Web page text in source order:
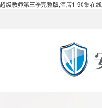
超级教师第三季完整版,酒店1-90集在